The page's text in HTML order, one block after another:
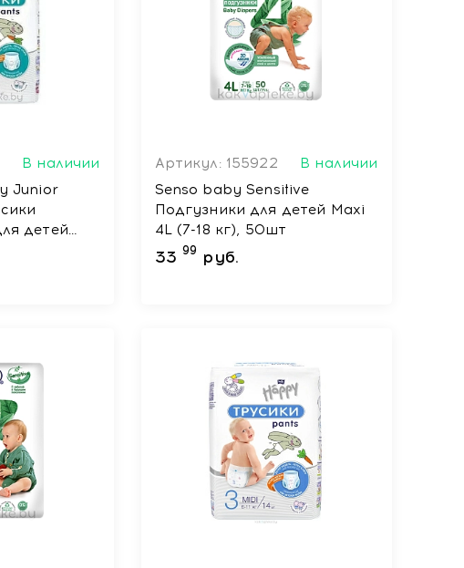
В наличии
Junior
детей
шт
Артикул: 155922
В наличии
Senso baby Sensitive
Подгузники для детей Maxi
4L (7-18 кг), 50шт
33 99 руб.